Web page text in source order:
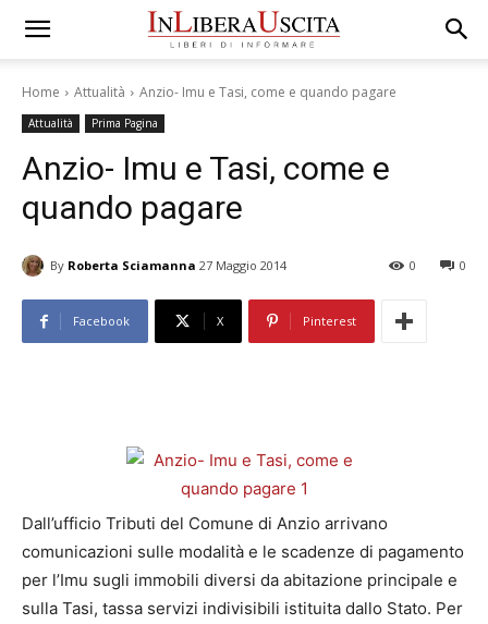
Home Attualità Anzio- Imu e Tasi, come e quando pagare
Attualità Prima Pagina
Anzio- Imu e Tasi, come e
quando pagare
By Roberta Sciamanna 27 Maggio 2014 0
0
Facebook X Pinterest
Dall’ufficio Tributi del Comune di Anzio arrivano
comunicazioni sulle modalità e le scadenze di pagamento
per l’Imu sugli immobili diversi da abitazione principale e
sulla Tasi, tassa servizi indivisibili istituita dallo Stato. Per